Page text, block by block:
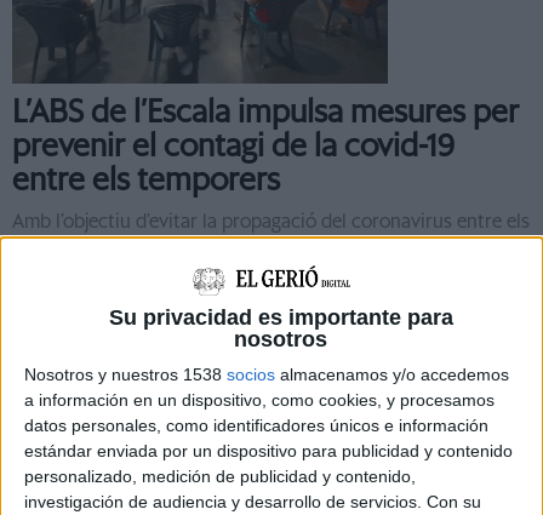
Su privacidad es importante para
nosotros
Nosotros y nuestros 1538 socios almacenamos y/o accedemos
a información en un dispositivo, como cookies, y procesamos
datos personales, como identificadores únicos e información
estándar enviada por un dispositivo para publicidad y contenido
personalizado, medición de publicidad y contenido,
investigación de audiencia y desarrollo de servicios. Con su
L’ABS de l’Escala impulsa mesures per
prevenir el contagi de la covid-19
entre els temporers
Amb l’objectiu d’evitar la propagació del coronavirus entre els
Bàsica de Salut de l’Escala (gestionada ...
Notícia